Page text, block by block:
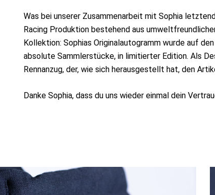
Was bei unserer Zusammenarbeit mit Sophia
Racing Produktion bestehend aus
Kollektion: Sophias Originalautogramm wurde auf
absolute Sammlerstücke, in limitierter Edition. Als
Rennanzug, der, wie sich herausgestellt hat, den
Danke Sophia, dass du uns wieder einmal dein